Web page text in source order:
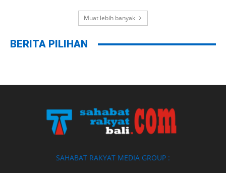
Muat lebih banyak
BERITA PILIHAN
SAHABAT RAKYAT MEDIA GROUP :